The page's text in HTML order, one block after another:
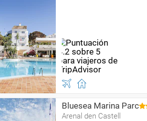
Bluesea Marina Parc
Arenal den Castell